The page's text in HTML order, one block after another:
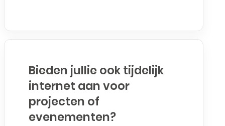
Bieden jullie ook tijdelijk
internet aan voor
projecten of
evenementen?